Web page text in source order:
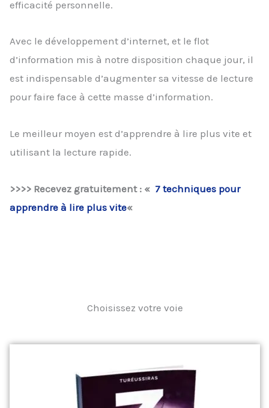
efficacité personnelle.
Avec le développement d’internet, et le flot
d’information mis à notre disposition chaque jour, il
est indispensable d’augmenter sa vitesse de lecture
pour faire face à cette masse d’information.
Le meilleur moyen est d’apprendre à lire plus vite et
utilisant la lecture rapide.
>>>> Recevez gratuitement : « 7 techniques pour
apprendre à lire plus vite«
Choisissez votre voie